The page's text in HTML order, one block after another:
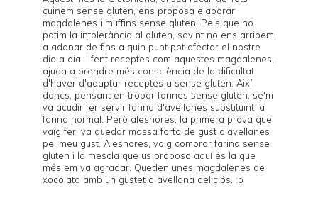
cuinem sense gluten , ens proposa elaborar
magdalenes i muffins sense gluten. Pels que no
patim la intolerància al gluten, sovint no ens arribem
a adonar de fins a quin punt pot afectar el nostre
dia a dia. I fent receptes com aquestes magdalenes,
ajuda a prendre més consciència de la dificultat
d'haver d'adaptar receptes a sense gluten. Així
doncs, pensant en trobar farines sense gluten, se'm
va acudir fer servir farina d'avellanes substituint la
farina normal. Però aleshores, la primera prova que
vaig fer, va quedar massa forta de gust d'avellanes
pel meu gust. Aleshores, vaig comprar farina sense
gluten i la mescla que us proposo aquí és la que
més em va agradar. Queden unes magdalenes de
xocolata amb un gustet a avellana deliciós. :p